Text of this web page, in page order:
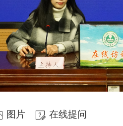
图片 在线提问